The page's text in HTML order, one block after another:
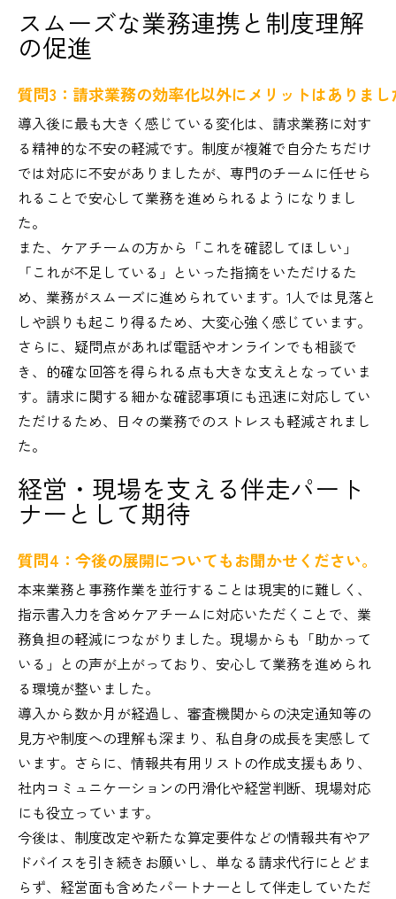
スムーズな業務連携と制度理解
の促進
質問3：請求業務の効率化以外にメリットはありまし
導入後に最も大きく感じている変化は、請求業務に対す
る精神的な不安の軽減です。制度が複雑で自分たちだけ
では対応に不安がありましたが、専門のチームに任せら
れることで安心して業務を進められるようになりまし
た。
また、ケアチームの方から「これを確認してほしい」
「これが不足している」といった指摘をいただけるた
め、業務がスムーズに進められています。1人では見落と
しや誤りも起こり得るため、大変心強く感じています。
さらに、疑問点があれば電話やオンラインでも相談で
き、的確な回答を得られる点も大きな支えとなっていま
す。請求に関する細かな確認事項にも迅速に対応してい
ただけるため、日々の業務でのストレスも軽減されまし
た。
経営・現場を支える伴走パート
ナーとして期待
質問4：今後の展開についてもお聞かせください。
本来業務と事務作業を並行することは現実的に難しく、
指示書入力を含めケアチームに対応いただくことで、業
務負担の軽減につながりました。現場からも「助かって
いる」との声が上がっており、安心して業務を進められ
る環境が整いました。
導入から数か月が経過し、審査機関からの決定通知等の
見方や制度への理解も深まり、私自身の成長を実感して
います。さらに、情報共有用リストの作成支援もあり、
社内コミュニケーションの円滑化や経営判断、現場対応
にも役立っています。
今後は、制度改定や新たな算定要件などの情報共有やア
ドバイスを引き続きお願いし、単なる請求代行にとどま
らず、経営面も含めたパートナーとして伴走していただ